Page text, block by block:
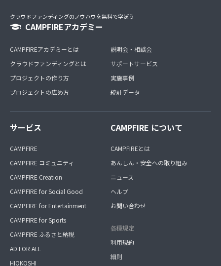
クラウドファンディングのノウハウを無料で学ぼう
CAMPFIREアカデミー
CAMPFIREアカデミーとは
クラウドファンディングとは
プロジェクトの作り方
プロジェクトの広め方
説明会・相談会
サポートサービス
実施事例
統計データ
サービス
CAMPFIRE
CAMPFIRE コミュニティ
CAMPFIRE Creation
CAMPFIRE for Social Good
CAMPFIRE for Entertainment
CAMPFIRE for Sports
CAMPFIRE ふるさと納税
AD FOR ALL
HIOKOSHI
CAMPFIRE について
CAMPFIREとは
あんしん・安全への取り組み
ニュース
ヘルプ
お問い合わせ
各種規定
利用規約
細則